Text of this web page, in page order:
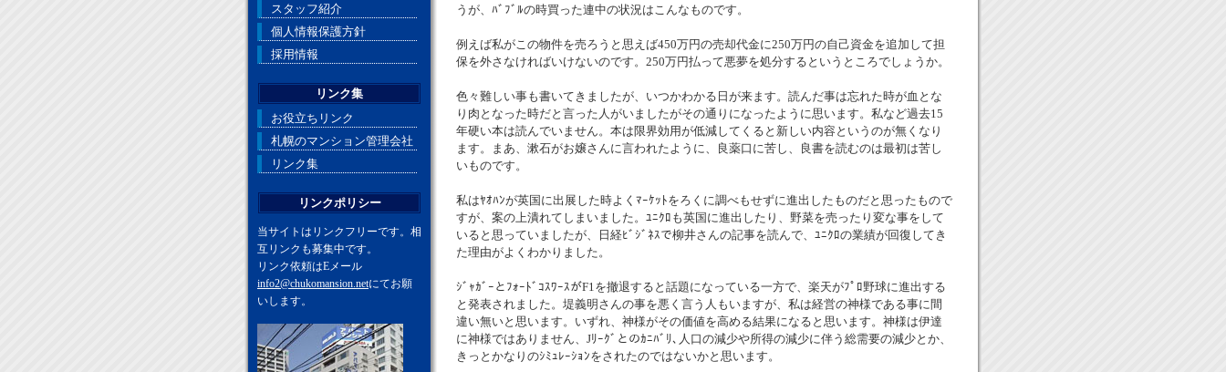
うが、ﾊﾞﾌﾞﾙの時買った連中の状況はこんなものです。
例えば私がこの物件を売ろうと思えば450万円の売却代金に250万円の自己資金を追加して担
保を外さなければいけないのです。250万円払って悪夢を処分するというところでしょうか。
色々難しい事も書いてきましたが、いつかわかる日が来ます。読んだ事は忘れた時が血とな
り肉となった時だと言った人がいましたがその通りになったように思います。私など過去15
年硬い本は読んでいません。本は限界効用が低減してくると新しい内容というのが無くなり
ます。まあ、漱石がお嬢さんに言われたように、良薬口に苦し、良書を読むのは最初は苦し
いものです。
私はﾔｵﾊﾝが英国に出展した時よくﾏｰｹｯﾄをろくに調べもせずに進出したものだと思ったもので
すが、案の上潰れてしまいました。ﾕﾆｸﾛも英国に進出したり、野菜を売ったり変な事をして
いると思っていましたが、日経ﾋﾞｼﾞﾈｽで柳井さんの記事を読んで、ﾕﾆｸﾛの業績が回復してき
た理由がよくわかりました。
ｼﾞｬｶﾞｰとﾌｫｰﾄﾞｺｽﾜｰｽがF1を撤退すると話題になっている一方で、楽天がﾌﾟﾛ野球に進出する
と発表されました。堤義明さんの事を悪く言う人もいますが、私は経営の神様である事に間
違い無いと思います。いずれ、神様がその価値を高める結果になると思います。神様は伊達
に神様ではありません、Jﾘｰｸﾞとのｶﾆﾊﾞﾘ､人口の減少や所得の減少に伴う総需要の減少とか、
きっとかなりのｼﾐｭﾚｰｼｮﾝをされたのではないかと思います。
スタッフ紹介
個人情報保護方針
採用情報
リンク集
お役立ちリンク
札幌のマンション管理会社
リンク集
リンクポリシー
当サイトはリンクフリーです。相
互リンクも募集中です。
リンク依頼はEメール
info2@chukomansion.netにてお願
いします。